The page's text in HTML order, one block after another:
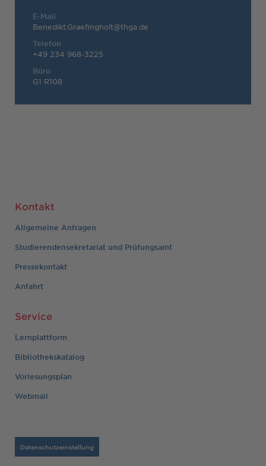
E-Mail
Benedikt.Graefingholt@thga.de
Telefon
+49 234 968-3225
Büro
G1 R108
Kontakt
Allgemeine Anfragen
Studierendensekretariat und Prüfungsamt
Pressekontakt
Anfahrt
Service
Lernplattform
Bibliothekskatalog
Vorlesungsplan
Webmail
Datenschutzeinstellung